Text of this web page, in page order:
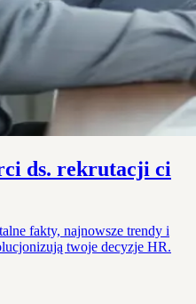
ds. rekrutacji ci
fakty, najnowsze trendy i
twoje decyzje HR.